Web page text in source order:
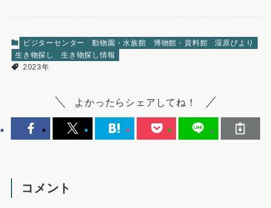
ビジターセンター 動物園・水族館 博物館・資料館
湿原びより
生き物探し
生き物探し情報
2023年
よかったらシェアしてね！
コメント